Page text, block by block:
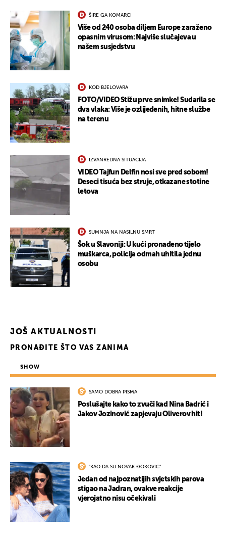
ŠIRE GA KOMARCI
Više od 240 osoba diljem Europe zaraženo
opasnim virusom: Najviše slučajeva u
našem susjedstvu
KOD BJELOVARA
FOTO/VIDEO Stižu prve snimke! Sudarila se
dva vlaka: Više je ozlijeđenih, hitne službe
na terenu
IZVANREDNA SITUACIJA
VIDEO Tajfun Delfin nosi sve pred sobom!
Deseci tisuća bez struje, otkazane stotine
letova
SUMNJA NA NASILNU SMRT
Šok u Slavoniji: U kući pronađeno tijelo
muškarca, policija odmah uhitila jednu
osobu
JOŠ AKTUALNOSTI
PRONAĐITE ŠTO VAS ZANIMA
SHOW
SAMO DOBRA PISMA
Poslušajte kako to zvuči kad Nina Badrić i
Jakov Jozinović zapjevaju Oliverov hit!
"KAO DA SU NOVAK ĐOKOVIĆ"
Jedan od najpoznatijih svjetskih parova
stigao na Jadran, ovakve reakcije
vjerojatno nisu očekivali
UKLJUČITE NOTIFIKACIJE